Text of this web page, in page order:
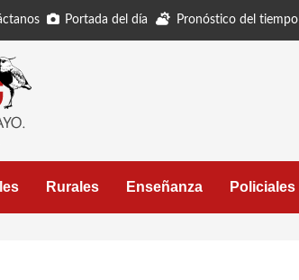
Portada del día Pronóstico del tiempo
Rurales Enseñanza Policiales